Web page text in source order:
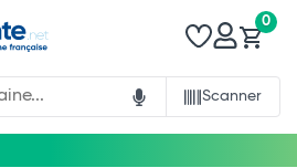
Scanner
0